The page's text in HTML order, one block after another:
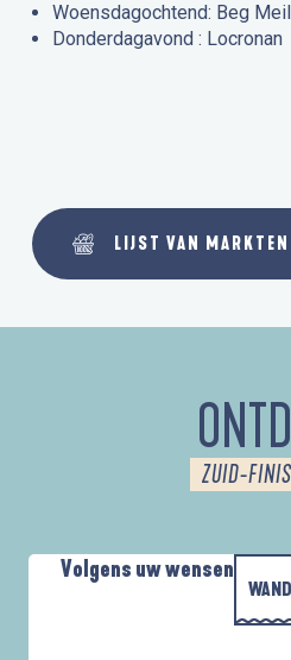
Woensdagochtend: Beg
Donderdagavond : Locronan
LIJST VAN
ZUID-
Volgens uw wensen